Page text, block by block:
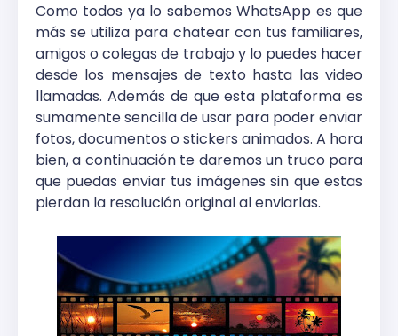
Como todos ya lo sabemos WhatsApp es que
más se utiliza para chatear con tus familiares,
amigos o colegas de trabajo y lo puedes hacer
desde los mensajes de texto hasta las video
llamadas. Además de que esta plataforma es
sumamente sencilla de usar para poder enviar
fotos, documentos o stickers animados. A hora
bien, a continuación te daremos un truco para
que puedas enviar tus imágenes sin que estas
pierdan la resolución original al enviarlas.